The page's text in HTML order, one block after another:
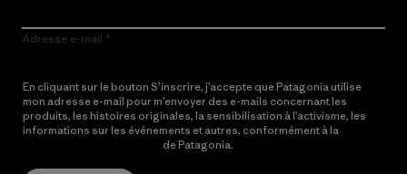
Adresse e-mail
En cliquant sur le bouton S’inscrire, j’accepte que Patagonia utilise
mon adresse e-mail pour m’envoyer des e-mails concernant les
produits, les histoires originales, la sensibilisation à l’activisme, les
informations sur les événements et autres, conformément à la
de Patagonia.